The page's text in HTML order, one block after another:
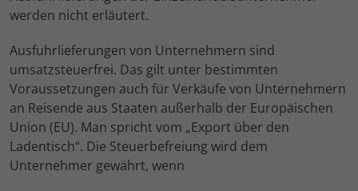
werden nicht erläutert.
Ausfuhrlieferungen von Unternehmern sind
umsatzsteuerfrei. Das gilt unter bestimmten
Voraussetzungen auch für Verkäufe von Unternehmern
an Reisende aus Staaten außerhalb der Europäischen
Union (EU). Man spricht vom „Export über den
Ladentisch“. Die Steuerbefreiung wird dem
Unternehmer gewährt, wenn